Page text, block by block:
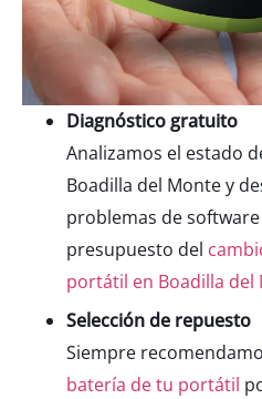
Diagnósticogratuito
Analizamos el estado
Boadilla del Monte y
problemas de
presupuesto del
portátil en Boadilla del
Selecciónde repuesto
Siempre
batería de tu portátil